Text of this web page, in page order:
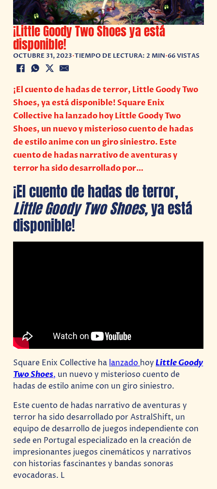
¡Little Goody Two Shoes ya está
disponible!
OCTUBRE 31, 2023•TIEMPO DE LECTURA: 2 MIN•66 VISTAS
¡El cuento de hadas de terror, Little Goody Two
Shoes, ya está disponible! Square Enix
Collective ha lanzado hoy Little Goody Two
Shoes, un nuevo y misterioso cuento de hadas
de estilo anime con un giro siniestro. Este
cuento de hadas narrativo de aventuras y
terror ha sido desarrollado por…
¡El cuento de hadas de terror,
Little Goody Two Shoes,ya está
disponible!
Square Enix Collective ha lanzado hoy Little Goody
Two Shoes, un nuevo y misterioso cuento de
hadas de estilo anime con un giro siniestro.
Este cuento de hadas narrativo de aventuras y
terror ha sido desarrollado por AstralShift, un
equipo de desarrollo de juegos independiente con
sede en Portugal especializado en la creación de
impresionantes juegos cinemáticos y narrativos
con historias fascinantes y bandas sonoras
evocadoras. L